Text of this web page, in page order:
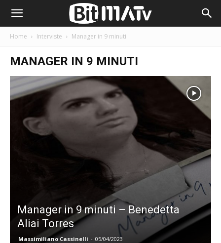
Home Interviste Manager in 9 minuti
MANAGER IN 9 MINUTI
Manager in 9 minuti – Benedetta
Aliai Torres
Massimiliano Cassinelli - 05/04/2023